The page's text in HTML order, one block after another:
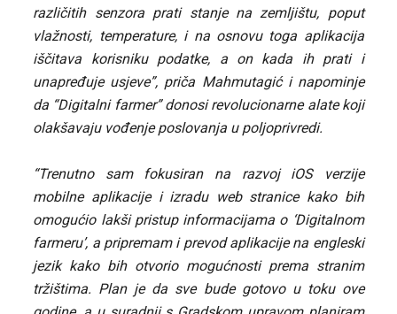
različitih senzora prati stanje na zemljištu, poput
vlažnosti, temperature, i na osnovu toga aplikacija
iščitava korisniku podatke, a on kada ih prati i
unapređuje usjeve”, priča Mahmutagić i napominje
da “Digitalni farmer” donosi revolucionarne alate koji
olakšavaju vođenje poslovanja u poljoprivredi.
“Trenutno sam fokusiran na razvoj iOS verzije
mobilne aplikacije i izradu web stranice kako bih
omogućio lakši pristup informacijama o ‘Digitalnom
farmeru’, a pripremam i prevod aplikacije na engleski
jezik kako bih otvorio mogućnosti prema stranim
tržištima. Plan je da sve bude gotovo u toku ove